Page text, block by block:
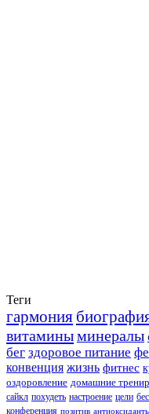
Теги
гармония
витаминыминералы
бег здоровое питание
конвенция жизнь фитнес
оздоровление домашние
сайкл похудеть настроение цели
конференция позитив